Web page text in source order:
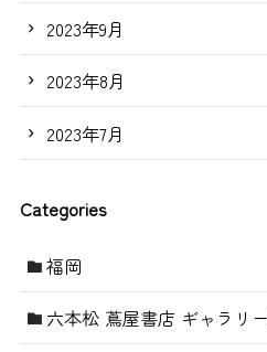
2023年9月
2023年8月
2023年7月
Categories
福岡
六本松 蔦屋書店 ギャラリ